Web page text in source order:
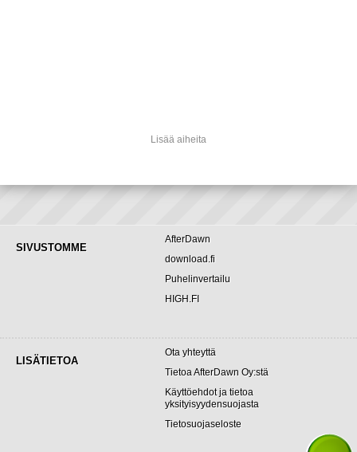
Lisää aiheita
SIVUSTOMME
AfterDawn
download.fi
Puhelinvertailu
HIGH.FI
LISÄTIETOA
Ota yhteyttä
Tietoa AfterDawn Oy:stä
Käyttöehdot ja tietoa
yksityisyydensuojasta
Tietosuojaseloste